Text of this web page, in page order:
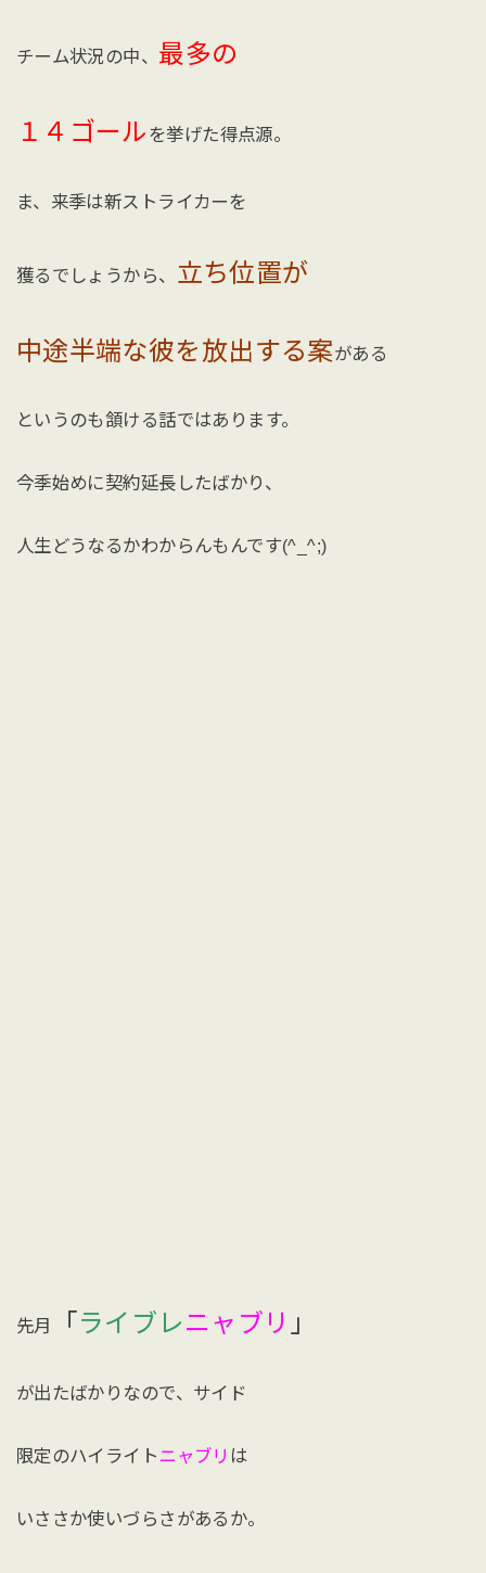
チーム状況の中、 最多の
１４ゴール を挙げた得点源。
ま、来季は新ストライカーを
獲るでしょうから、 立ち位置が
中途半端な彼を放出する案がある
というのも頷ける話ではあります。
今季始めに契約延長したばかり、
人生どうなるかわからんもんです(^_^;)
先月 「 ライブレニャブリ 」
が出たばかりなので、サイド
限定のハイライト ニャブリ は
いささか使いづらさがあるか。